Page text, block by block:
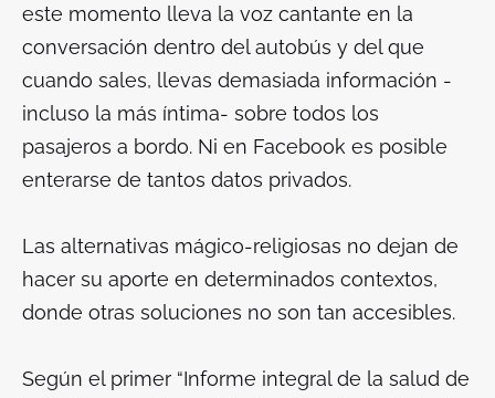
este momento lleva la voz cantante en la
conversación dentro del autobús y del que
cuando sales, llevas demasiada información -
incluso la más íntima- sobre todos los
pasajeros a bordo. Ni en Facebook es posible
enterarse de tantos datos privados.
Las alternativas mágico-religiosas no dejan de
hacer su aporte en determinados contextos,
donde otras soluciones no son tan accesibles.
Según el primer “Informe integral de la salud de